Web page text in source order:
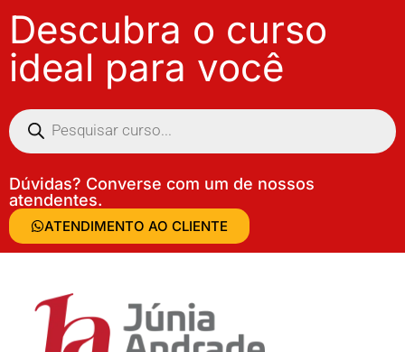
Descubra o curso
ideal para você
Dúvidas? Converse com um de nossos
atendentes.
ATENDIMENTO AO CLIENTE